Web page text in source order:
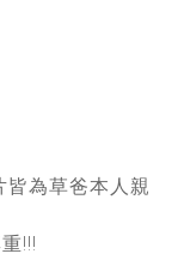
為草爸本人親
!!!